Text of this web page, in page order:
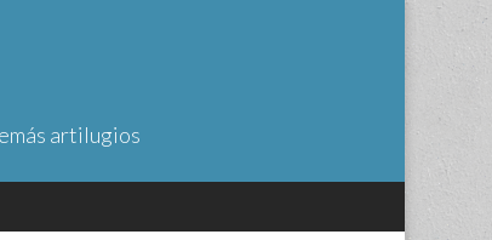
artilugios